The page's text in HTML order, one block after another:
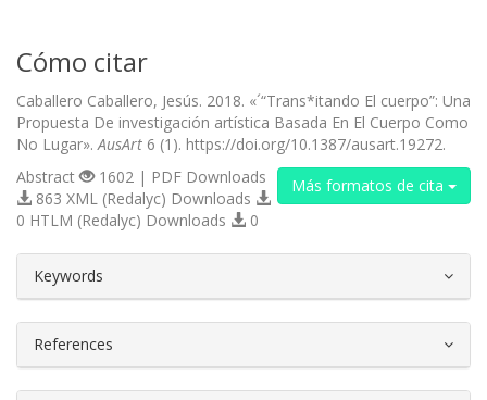
Cómo citar
Caballero Caballero, Jesús. 2018. «´“Trans*itando El cuerpo”: Una
Propuesta De investigación artística Basada En El Cuerpo Como
No Lugar». AusArt 6 (1). https://doi.org/10.1387/ausart.19272.
Más formatos de cita
Abstract
1602 | PDF Downloads
863 XML (Redalyc) Downloads
0 HTLM (Redalyc) Downloads
0
Keywords
References